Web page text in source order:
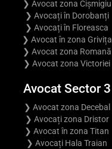
❯ Avocat zona Cișmigiu
❯ Avocați în Dorobanți
❯ Avocați în Floreasca
❯ Avocat în zona Grivița
❯ Avocat zona Romană
❯ Avocat zona Victoriei
Avocat Sector 3
❯ Avocat zona Decebal
❯ Avocați zona Dristor
❯ Avocat în zona Titan
❯ Avocați Hala Traian